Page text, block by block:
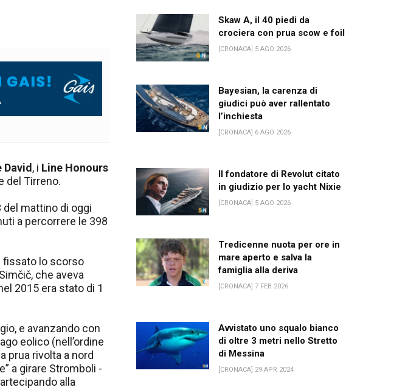
David, i Line Honours
del Tirreno.
del mattino di oggi
a percorrere le 398
fissato lo scorso
che aveva
2015 era stato di 1
e avanzando con
eolico (nell’ordine
prua rivolta a nord
a girare Stromboli -
alla
Skaw A, il 40 piedi da
crociera con prua scow e foil
[CRONACA] 5 AGO 2026
Bayesian, la carenza di
giudici può aver rallentato
l’inchiesta
[CRONACA] 6 AGO 2026
Il fondatore di Revolut citato
in giudizio per lo yacht Nixie
[CRONACA] 5 AGO 2026
Tredicenne nuota per ore in
mare aperto e salva la
famiglia alla deriva
[CRONACA] 7 FEB 2026
Avvistato uno squalo bianco
di oltre 3 metri nello Stretto
di Messina
[CRONACA] 29 APR 2024